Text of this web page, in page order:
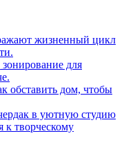
жизненный цикл
для
обставить дом, чтобы
в уютную студию
к творческому